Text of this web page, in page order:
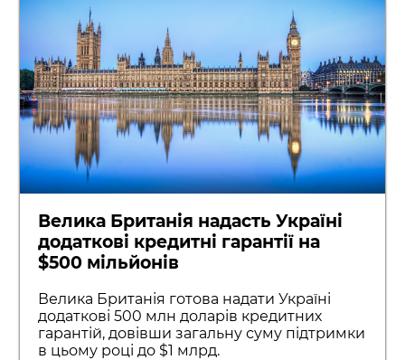
Велика Британія надасть Україні
додаткові кредитні гарантії на
$500 мільйонів
Велика Британія готова надати Україні
додаткові 500 млн доларів кредитних
гарантій, довівши загальну суму підтримки
в цьому році до $1 млрд.